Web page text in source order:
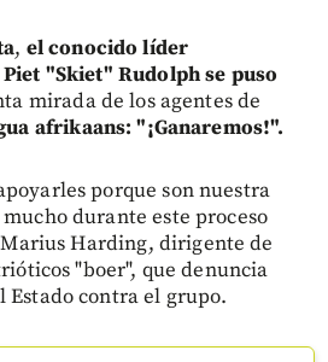
, el conocido líder
"Skiet" Rudolph se puso
mirada de los agentes de
afrikaans: "¡Ganaremos!".
porque son nuestra
durante este proceso
Harding, dirigente de
"boer", que denuncia
Estado contra el grupo.